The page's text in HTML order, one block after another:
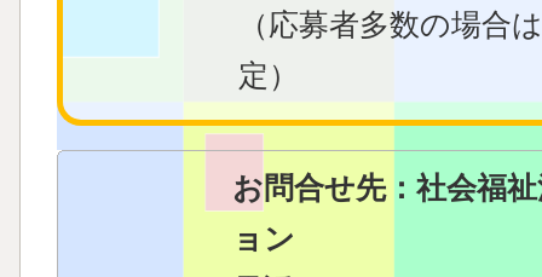
（応募者多数の場合
定）
お問合せ先：社会福
ョン